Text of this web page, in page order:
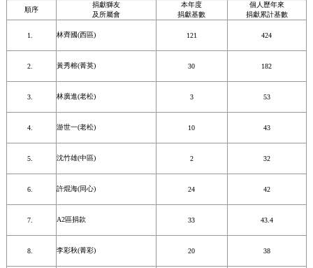
順序
捐獻獅友
及所屬會
本年度
捐獻基數
個人歷年來
捐獻累計基數
林齊國(西區) 121 424
黃秀榕(菁英) 30 182
林廣進(老松) 3 53
游世一(老松) 10 43
沈竹雄(中區) 2 32
許焜海(同心) 24 42
A2區捐款 33 43.4
李彩秋(菁彩) 20 38